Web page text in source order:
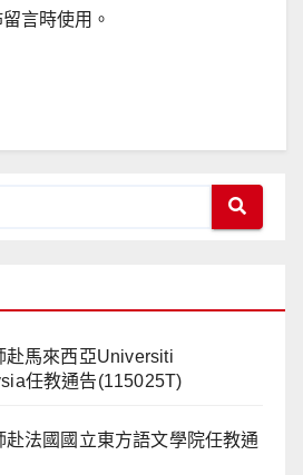
言時使用。
赴馬來西亞Universiti
任教通告(115025T)
法國國立東方語文學院任教通